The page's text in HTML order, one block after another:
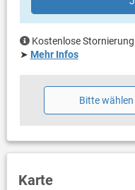
Haustier nicht erlaubt
Klimaanlage im Preis
Bettwäsche vorhanden
Handtücher vorhanden
Internet per WLAN
Kostenlose
➤ Mehr Infos
Bitte wählen
Karte